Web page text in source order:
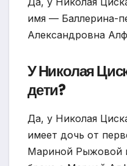
имя — Баллерина-
Александровна
У Николая
дети?
Да, у Николая
имеет дочь от
Мариной Рыжовой